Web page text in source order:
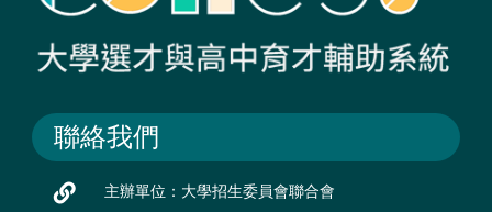
聯絡我們
主辦單位：大學招生委員會聯合會